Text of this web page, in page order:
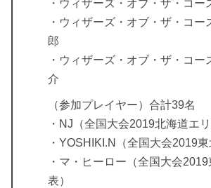
・ウィザーズ・オブ・ザ・コ
・ウィザーズ・オブ・ザ・コ
郎
・ウィザーズ・オブ・ザ・コ
介
（参加プレイヤー）合計39名
・NJ（全国大会2019北海道エリ
・YOSHIKI.N（全国大会2019東
・マ・ヒーロー（全国大会
表）